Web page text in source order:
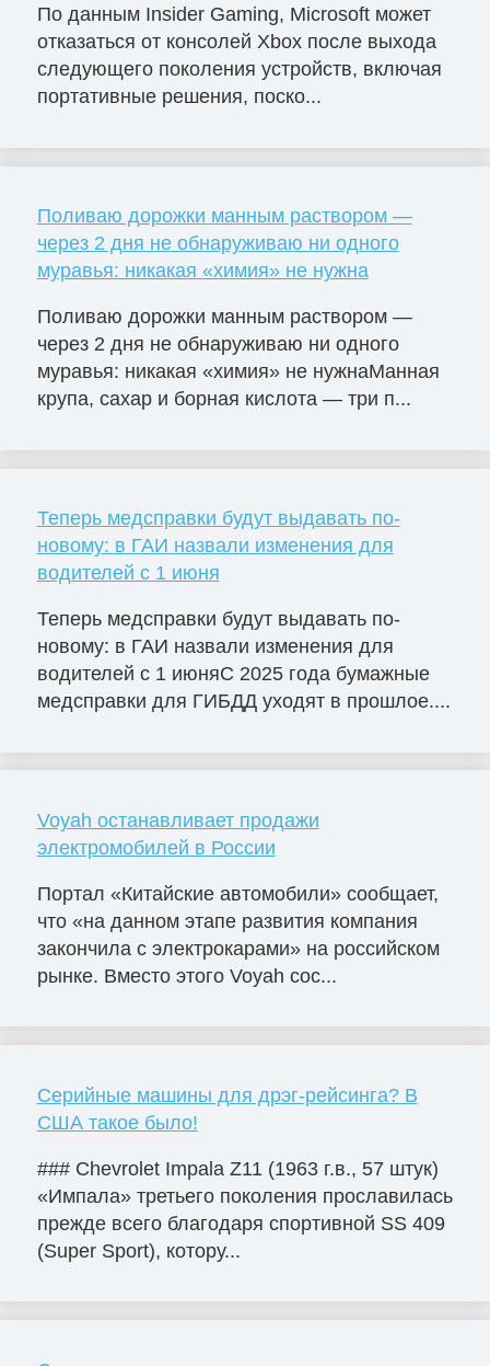
По данным Insider Gaming, Microsoft может
отказаться от консолей Xbox после выхода
следующего поколения устройств, включая
портативные решения, поско...
Поливаю дорожки манным раствором —
через 2 дня не обнаруживаю ни одного
муравья: никакая «химия» не нужна
Поливаю дорожки манным раствором —
через 2 дня не обнаруживаю ни одного
муравья: никакая «химия» не нужнаМанная
крупа, сахар и борная кислота — три п...
Теперь медсправки будут выдавать по-
новому: в ГАИ назвали изменения для
водителей с 1 июня
Теперь медсправки будут выдавать по-
новому: в ГАИ назвали изменения для
водителей с 1 июняС 2025 года бумажные
медсправки для ГИБДД уходят в прошлое....
Voyah останавливает продажи
электромобилей в России
Портал «Китайские автомобили» сообщает,
что «на данном этапе развития компания
закончила с электрокарами» на российском
рынке. Вместо этого Voyah сос...
Серийные машины для дрэг-рейсинга? В
США такое было!
### Chevrolet Impala Z11 (1963 г.в., 57 штук)
«Импала» третьего поколения прославилась
прежде всего благодаря спортивной SS 409
(Super Sport), котору...